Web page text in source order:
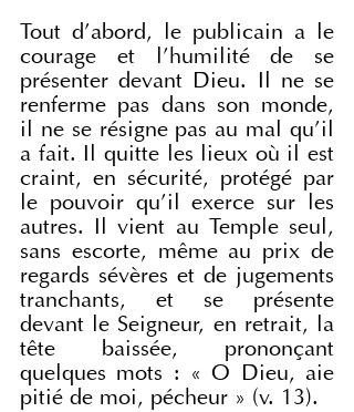
Tout d'abord, le publicain a le
courage et l'humilité de se
présenter devant Dieu. Il ne se
renferme pas dans son monde,
il ne se résigne pas au mal qu'il
a fait. Il quitte les lieux où il est
craint, en sécurité, protégé par
le pouvoir qu'il exerce sur les
autres. Il vient au Temple seul,
sans escorte, même au prix de
regards sévères et de jugements
tranchants, et se présente
devant le Seigneur, en retrait, la
tête baissée, prononçant
quelques mots : « O Dieu, aie
pitié de moi, pécheur » (v. 13).